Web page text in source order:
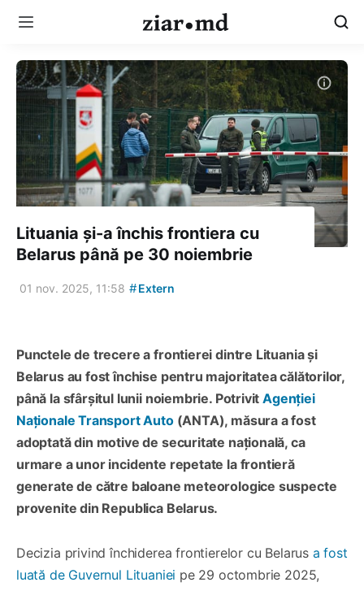
Lituania și-a închis frontiera cu
Belarus până pe 30 noiembrie
01 nov. 2025, 11:58 #Extern
Punctele de trecere a frontierei dintre Lituania și
Belarus au fost închise pentru majoritatea călătorilor,
până la sfârșitul lunii noiembrie. PotrivitAgenției
Naționale Transport Auto (ANTA), măsura a fost
adoptată din motive de securitate națională, ca
urmare a unor incidente repetate la frontieră
generate de către baloane meteorologice suspecte
provenite din Republica Belarus.
Decizia privind închiderea frontierelor cu Belarus a fost
luată de Guvernul Lituaniei pe 29 octombrie 2025,